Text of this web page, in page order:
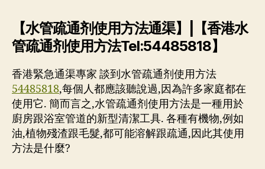
【水管疏通剂使用方法通渠】|【香港水
管疏通剂使用方法Tel:54485818】
香港緊急通渠專家 談到水管疏通剂使用方法
54485818,每個人都應該聽說過,因為許多家庭都在
使用它. 簡而言之,水管疏通剂使用方法是一種用於
廚房跟浴室管道的新型清潔工具. 各種有機物,例如
油,植物殘渣跟毛髮,都可能溶解跟疏通,因此其使用
方法是什麼?